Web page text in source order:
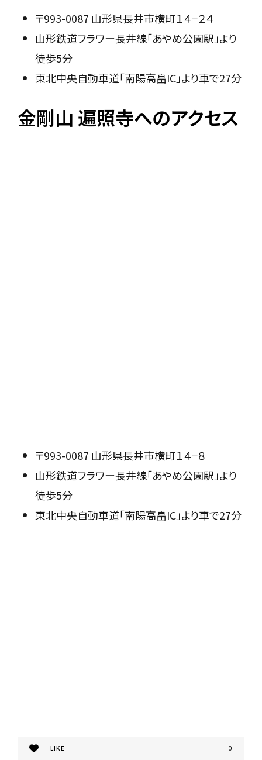
〒993-0087 山形県長井市横町１４−２４
山形鉄道フラワー長井線「あやめ公園駅」より
徒歩5分
東北中央自動車道「南陽高畠IC」より車で27分
金剛山 遍照寺へのアクセス
〒993-0087 山形県長井市横町１４−８
山形鉄道フラワー長井線「あやめ公園駅」より
徒歩5分
東北中央自動車道「南陽高畠IC」より車で27分
LIKE 0